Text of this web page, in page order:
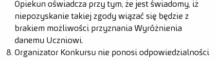
Opiekun oświadcza przy tym, że jest świadomy, iż
niepozyskanie takiej zgody wiązać się będzie z
brakiem możliwości przyznania Wyróżnienia
danemu Uczniowi.
Organizator Konkursu nie ponosi odpowiedzialności